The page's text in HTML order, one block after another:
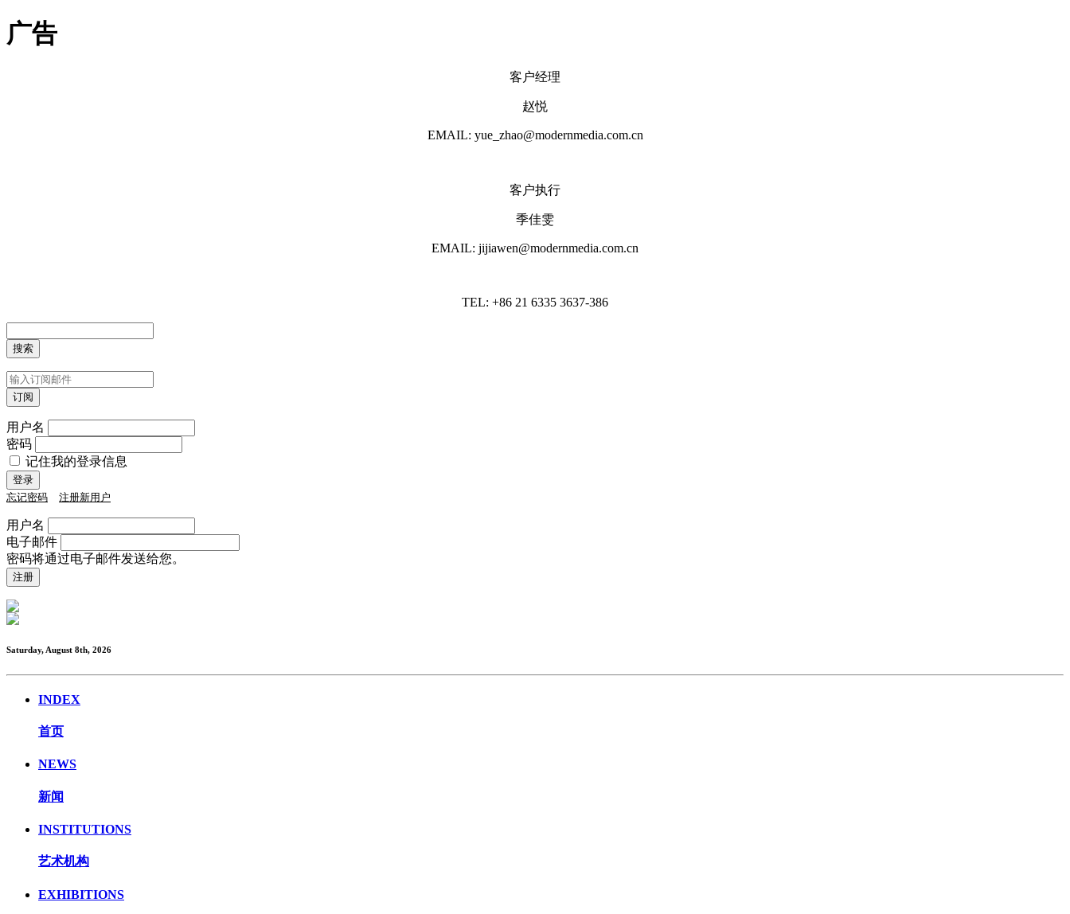
广告
客户经理
赵悦
EMAIL: yue_zhao@modernmedia.com.cn
客户执行
季佳雯
EMAIL: jijiawen@modernmedia.com.cn
TEL: +86 21 6335 3637-386
用户名
密码
记住我的登录信息
忘记密码 注册新用户
用户名
电子邮件
密码将通过电子邮件发送给您。
Saturday, August 8th, 2026
INDEX
首页
NEWS
新闻
INSTITUTIONS
艺术机构
EXHIBITIONS